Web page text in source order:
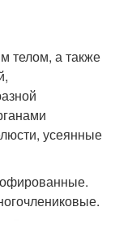
телом, а также
усеянные